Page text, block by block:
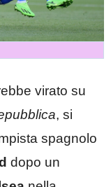
virato su
, si
spagnolo
dopo un